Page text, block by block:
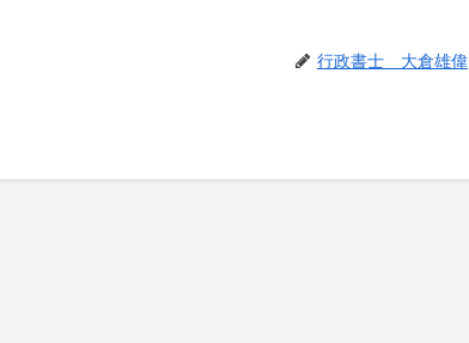
行政書士 大倉雄偉